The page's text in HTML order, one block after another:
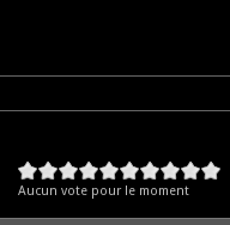
Aucun vote pour le moment